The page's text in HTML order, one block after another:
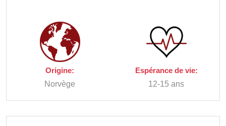
Origine:
Norvège
Espérance de vie:
12-15 ans